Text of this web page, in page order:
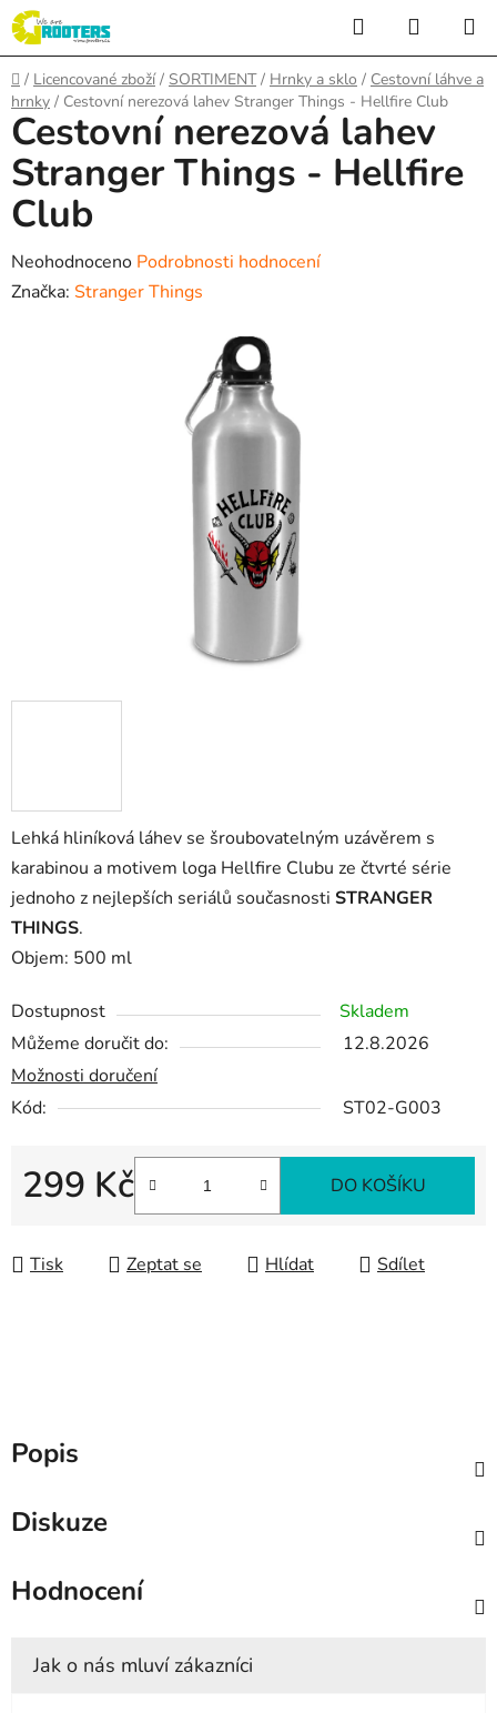
Přejít
na
obsah
Hledat
KOŠÍK
Domů
/ Licencované zboží / SORTIMENT / Hrnky a sklo / Cestovní láhve a
hrnky / Cestovní nerezová lahev Stranger Things - Hellfire Club
Lehká hliníková láhev se šroubovatelným uzávěrem s
karabinou a motivem loga Hellfire Clubu ze čtvrté série
jednoho z nejlepších seriálů současnosti STRANGER
THINGS.
Objem: 500 ml
Dostupnost
Skladem
Můžeme doručit do:
12.8.2026
Možnosti doručení
Kód:
ST02-G003
299 Kč DO KOŠÍKU
Tisk Zeptat se Hlídat Sdílet
Cestovní nerezová lahev
Stranger Things - Hellfire
Club
Průměrné
hodnocení
Neohodnoceno Podrobnosti hodnocení
Značka: Stranger Things
Popis
Diskuze
Hodnocení